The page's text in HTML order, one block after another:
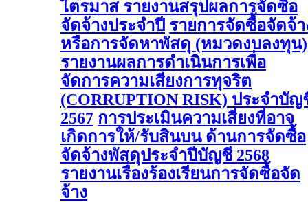
ไตรมาส รายงานสรุปผลการจัดซื้อ
จัดจ้างประจำปี รายการจัดซื้อจัดจ้า
หรือการจัดหาพัสดุ (หมวดงบลงทุน)
รายงานผลการดําเนินการเพื่อ
จัดการความเสี่ยงการทุจริต
(CORRUPTION RISK) ประจําบัญ
2567 การประเมินความเสี่ยงที่อาจ
เกิดการให้/รับสินบน ด้านการจัดซื้อ
จัดจ้างพัสดุประจําปีบัญชี 2568
รายงานเรื่องร้องเรียนการจัดซื้อจัด
จ้าง